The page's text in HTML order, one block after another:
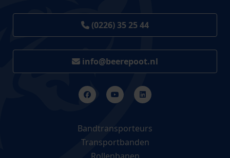
(0226) 35 25 44
info@beerepoot.nl
Bandtransporteurs
Transportbanden